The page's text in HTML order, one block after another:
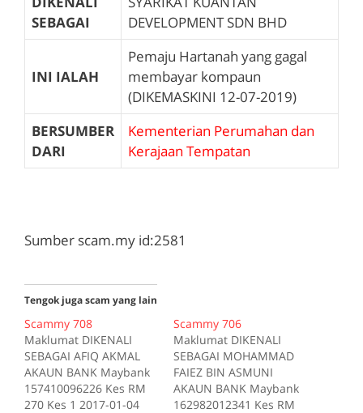
SEBAGAI
DEVELOPMENT SDN BHD
INI IALAH
Pemaju Hartanah yang gagal
membayar kompaun
(DIKEMASKINI 12-07-2019)
BERSUMBER
DARI
Kementerian Perumahan dan
Kerajaan Tempatan
Sumber scam.my id:2581
Tengok juga scam yang lain
Scammy 708
Maklumat DIKENALI
SEBAGAI AFIQ AKMAL
AKAUN BANK Maybank
157410096226 Kes RM
270 Kes 1 2017-01-04
Scammy 706
Maklumat DIKENALI
SEBAGAI MOHAMMAD
FAIEZ BIN ASMUNI
AKAUN BANK Maybank
162982012341 Kes RM